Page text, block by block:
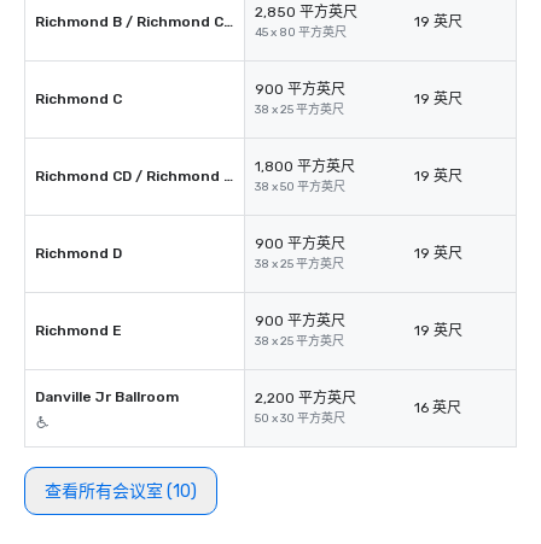
Richmond B / Richmond CDE
2,850 平方英尺
45 x 80 平方英尺
19 英尺
Richmond C
900 平方英尺
38 x 25 平方英尺
19 英尺
Richmond CD / Richmond DE
1,800 平方英尺
38 x 50 平方英尺
19 英尺
Richmond D
900 平方英尺
38 x 25 平方英尺
19 英尺
Richmond E
900 平方英尺
38 x 25 平方英尺
19 英尺
Danville Jr Ballroom 2,200 平方英尺
50 x 30 平方英尺
16 英尺
查看所有会议室 (10)